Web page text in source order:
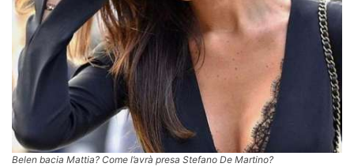
Belen bacia Mattia? Come l’avrà presa Stefano De Martino?